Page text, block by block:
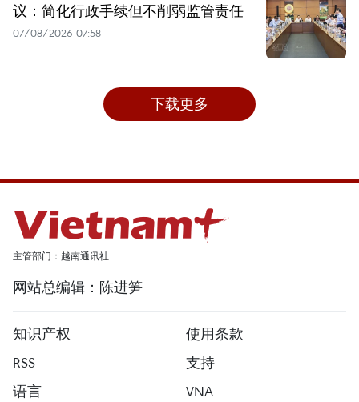
议：简化行政手续但不削弱监管责任
07/08/2026 07:58
下载更多
主管部门：越南通讯社
网站总编辑：陈进笋
知识产权
使用条款
RSS
支持
语言
VNA